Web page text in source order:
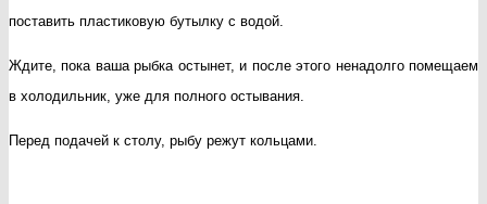
поставить пластиковую бутылку с водой.
Ждите, пока ваша рыбка остынет, и после этого ненадолго помещаем
в холодильник, уже для полного остывания.
Перед подачей к столу, рыбу режут кольцами.